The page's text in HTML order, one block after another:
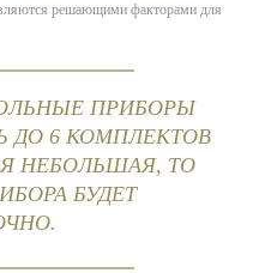
решающими факторами для
ПРИБОРЫ
ДО 6 КОМПЛЕКТОВ
НЕБОЛЬШАЯ, ТО
БУДЕТ